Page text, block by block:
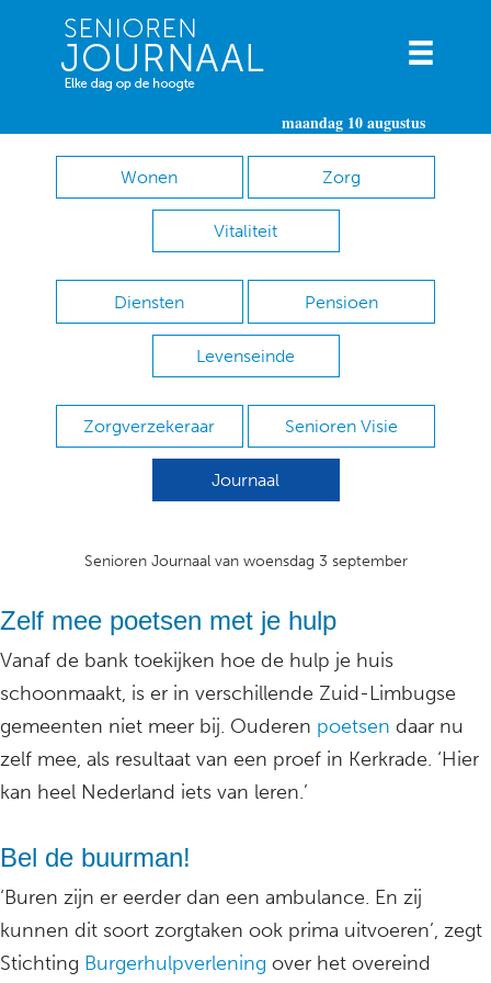
maandag 10 augustus
Wonen Zorg
Vitaliteit
Diensten Pensioen
Levenseinde
Zorgverzekeraar Senioren Visie
Journaal
Senioren Journaal van woensdag 3 september
Zelf mee poetsen met je hulp
Vanaf de bank toekijken hoe de hulp je huis
schoonmaakt, is er in verschillende Zuid-Limbugse
gemeenten niet meer bij. Ouderen poetsen daar nu
zelf mee, als resultaat van een proef in Kerkrade. ‘Hier
kan heel Nederland iets van leren.’
Bel de buurman!
‘Buren zijn er eerder dan een ambulance. En zij
kunnen dit soort zorgtaken ook prima uitvoeren’, zegt
Stichting Burgerhulpverlening over het overeind